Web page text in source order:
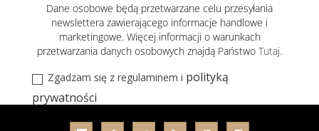
Dane osobowe będą przetwarzane celu przesyłania
newslettera zawierającego informacje handlowe i
marketingowe. Więcej informacji o warunkach
przetwarzania danych osobowych znajdą Państwo Tutaj.
Zgadzam się z regulaminem i polityką
prywatności